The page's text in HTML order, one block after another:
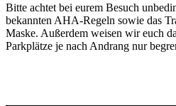
Bitte achtet bei eurem Besuch
bekannten AHA-Regeln sowie das
Maske. Außerdem weisen wir euch
Parkplätze je nach Andrang nur